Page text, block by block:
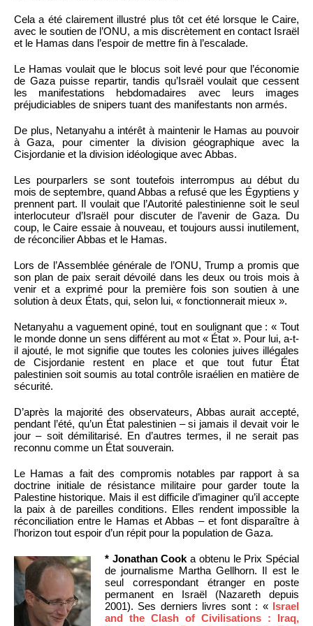
Cela a été clairement illustré plus tôt cet été lorsque le Caire,
avec le soutien de l’ONU, a mis discrètement en contact Israël
et le Hamas dans l’espoir de mettre fin à l’escalade.
Le Hamas voulait que le blocus soit levé pour que l’économie
de Gaza puisse repartir, tandis qu’Israël voulait que cessent
les manifestations hebdomadaires avec leurs images
préjudiciables de snipers tuant des manifestants non armés.
De plus, Netanyahu a intérêt à maintenir le Hamas au pouvoir
à Gaza, pour cimenter la division géographique avec la
Cisjordanie et la division idéologique avec Abbas.
Les pourparlers se sont toutefois interrompus au début du
mois de septembre, quand Abbas a refusé que les Égyptiens y
prennent part. Il voulait que l’Autorité palestinienne soit le seul
interlocuteur d’Israël pour discuter de l’avenir de Gaza. Du
coup, le Caire essaie à nouveau, et toujours aussi inutilement,
de réconcilier Abbas et le Hamas.
Lors de l’Assemblée générale de l’ONU, Trump a promis que
son plan de paix serait dévoilé dans les deux ou trois mois à
venir et a exprimé pour la première fois son soutien à une
solution à deux États, qui, selon lui, « fonctionnerait mieux ».
Netanyahu a vaguement opiné, tout en soulignant que : « Tout
le monde donne un sens différent au mot « État ». Pour lui, a-t-
il ajouté, le mot signifie que toutes les colonies juives illégales
de Cisjordanie restent en place et que tout futur État
palestinien soit soumis au total contrôle israélien en matière de
sécurité.
D’après la majorité des observateurs, Abbas aurait accepté,
pendant l’été, qu’un État palestinien – si jamais il devait voir le
jour – soit démilitarisé. En d’autres termes, il ne serait pas
reconnu comme un État souverain.
Le Hamas a fait des compromis notables par rapport à sa
doctrine initiale de résistance militaire pour garder toute la
Palestine historique. Mais il est difficile d’imaginer qu’il accepte
la paix à de pareilles conditions. Elles rendent impossible la
réconciliation entre le Hamas et Abbas – et font disparaître à
l’horizon tout espoir d’un répit pour la population de Gaza.
* Jonathan Cook a obtenu le Prix Spécial
de journalisme Martha Gellhorn. Il est le
seul correspondant étranger en poste
permanent en Israël (Nazareth depuis
2001). Ses derniers livres sont : « Israel
and the Clash of Civilisations : Iraq,